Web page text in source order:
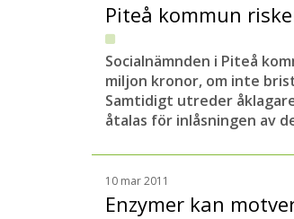
Piteå kommun
Socialnämnden i Piteå
miljon kronor, om inte
Samtidigt utreder
åtalas för inlåsningen av
10 mar 2011
Enzymer kan